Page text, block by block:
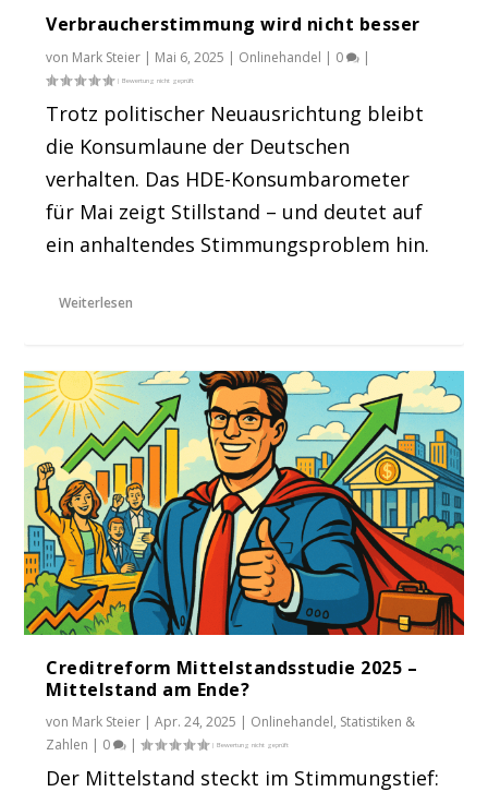
Verbraucherstimmung wird nicht besser
von Mark Steier | Mai 6, 2025 | Onlinehandel | 0 |
Trotz politischer Neuausrichtung bleibt
die Konsumlaune der Deutschen
verhalten. Das HDE-Konsumbarometer
für Mai zeigt Stillstand – und deutet auf
ein anhaltendes Stimmungsproblem hin.
Weiterlesen
Creditreform Mittelstandsstudie 2025 –
Mittelstand am Ende?
von Mark Steier |Apr. 24, 2025 | Onlinehandel, Statistiken &
Zahlen | 0 |
Der Mittelstand steckt im Stimmungstief: